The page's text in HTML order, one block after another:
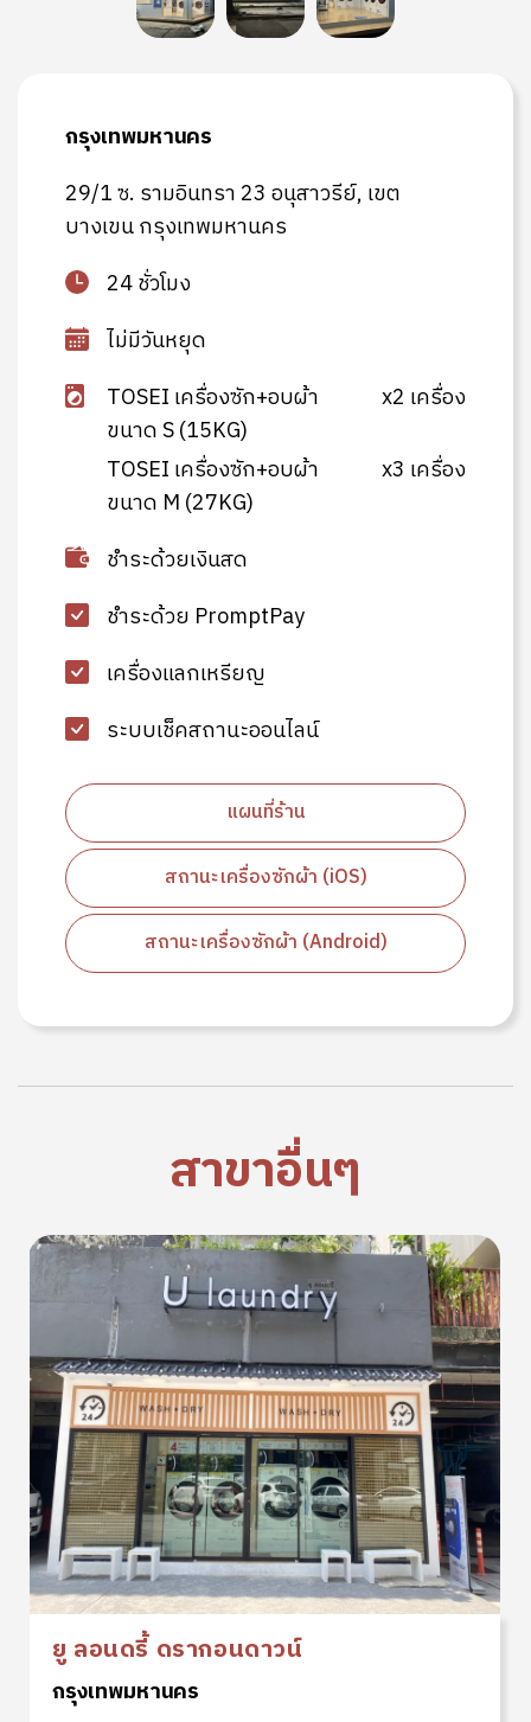
กรุงเทพมหานคร
29/1 ซ. รามอินทรา 23 อนุสาวรีย์, เขต
บางเขน กรุงเทพมหานคร
24 ชั่วโมง
ไม่มีวันหยุด
TOSEI เครื่องซัก+อบผ้า
ขนาด S (15KG)
x2 เครื่อง
TOSEI เครื่องซัก+อบผ้า
ขนาด M (27KG)
x3 เครื่อง
ชำระด้วยเงินสด
ชำระด้วย PromptPay
เครื่องแลกเหรียญ
ระบบเช็คสถานะออนไลน์
แผนที่ร้าน
สถานะเครื่องซักผ้า (iOS)
สถานะเครื่องซักผ้า (Android)
สาขาอื่นๆ
ยู ลอนดรี้ ดรากอนดาวน์
กรุงเทพมหานคร